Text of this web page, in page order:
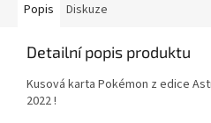
Popis Diskuze
Detailní popis produktu
Kusová karta Pokémon z edice
2022 !